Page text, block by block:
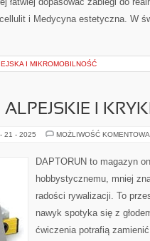
i Medycyna estetyczna. W
I MIKROMOBILNOŚĆ
I
21 - 2025 MOŻLIWOŚĆ
DAPTORUN to magazyn
hobbystycznemu, mniej
radości rywalizacji. To
nawyk spotyka się z
ćwiczenia potrafią